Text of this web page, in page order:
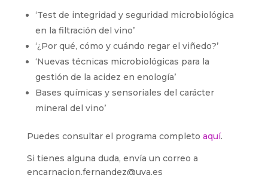
‘Test de integridad y seguridad microbiológica
en la filtración del vino’
‘¿Por qué, cómo y cuándo regar el viñedo?’
‘Nuevas técnicas microbiológicas para la
gestión de la acidez en enología’
Bases químicas y sensoriales del carácter
mineral del vino’
Puedes consultar el programa completo aquí.
Si tienes alguna duda, envía un correo a
encarnacion.fernandez@uva.es